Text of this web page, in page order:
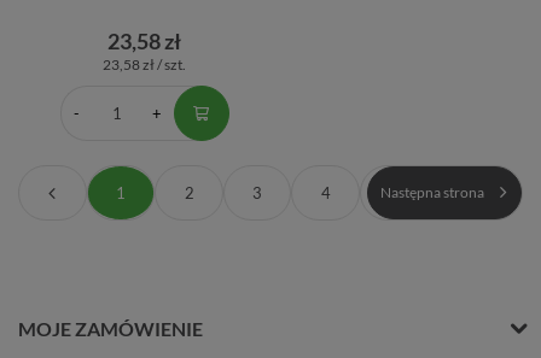
23,58 zł
23,58 zł / szt.
1 2 3 4 Następna strona
MOJE ZAMÓWIENIE